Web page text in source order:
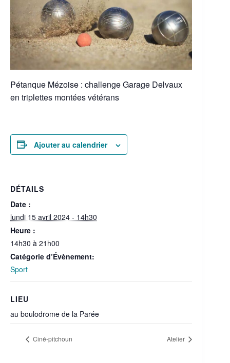
Pétanque Mézoise : challenge Garage Delvaux
en triplettes montées vétérans
Ajouter au calendrier
DÉTAILS
Date :
lundi 15 avril 2024 - 14h30
Heure :
14h30 à 21h00
Catégorie d’Évènement:
Sport
LIEU
au boulodrome de la Parée
Ciné-pitchoun Atelier